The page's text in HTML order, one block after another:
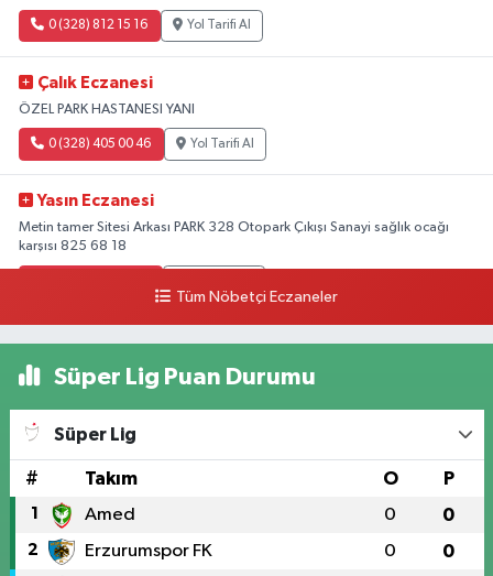
0 (328) 812 15 16 Yol Tarifi Al
Çalık Eczanesi
ÖZEL PARK HASTANESI YANI
0 (328) 405 00 46 Yol Tarifi Al
Yasın Eczanesi
Metin tamer Sitesi Arkası PARK 328 Otopark Çıkışı Sanayi sağlık ocağı
karşısı 825 68 18
Tüm Nöbetçi Eczaneler
Süper Lig Puan Durumu
Süper Lig
# Takım O P
1 Amed 0 0
2 Erzurumspor FK 0 0